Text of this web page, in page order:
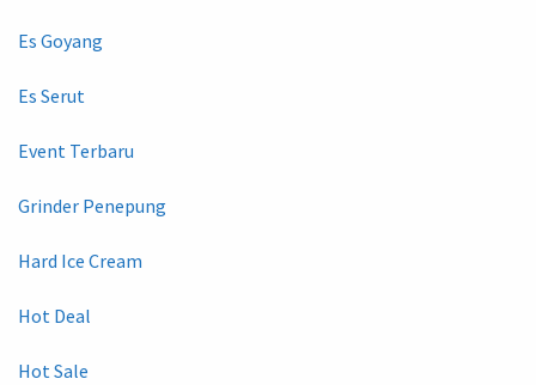
Es Goyang
Es Serut
Event Terbaru
Grinder Penepung
Hard Ice Cream
Hot Deal
Hot Sale